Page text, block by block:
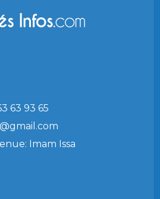
63 93 65
Imam Issa